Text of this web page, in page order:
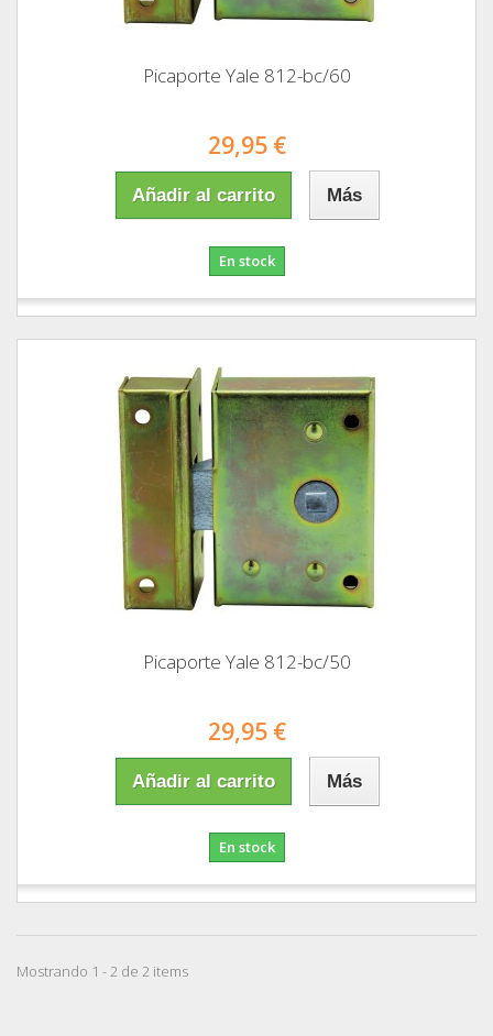
Picaporte Yale 812-bc/60
29,95 €
Añadir al carrito Más
En stock
Picaporte Yale 812-bc/50
29,95 €
Añadir al carrito Más
En stock
Mostrando 1 - 2 de 2 items